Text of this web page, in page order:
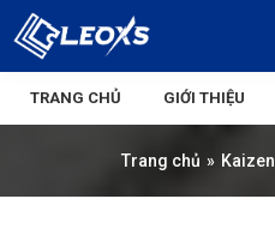
TRANG CHỦ GIỚI THIỆU
Trang chủ » Kaizen